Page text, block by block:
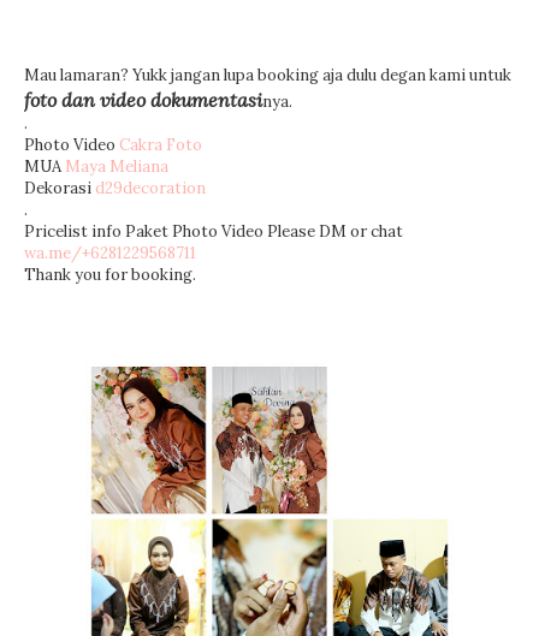
Mau lamaran? Yukk jangan lupa booking aja dulu degan kami untuk
foto dan video dokumentasinya.
.
Photo Video Cakra Foto
MUAMaya Meliana
Dekorasi d29decoration
.
Pricelist info Paket Photo Video Please DM or chat
wa.me/+6281229568711
Thank you for booking.